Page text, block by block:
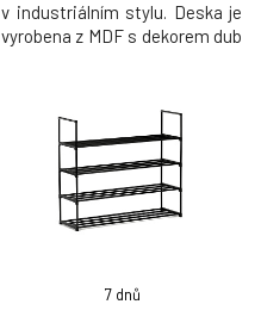
v industriálním stylu. Deska je
vyrobena z MDF s dekorem dub
Černý kovový rám zajišťuje
pevnost a stabilitu, přičemž
otevřené kovové police
umožňují snadnou cirkulaci
vzduchu a přehledné usklad
7 dnů